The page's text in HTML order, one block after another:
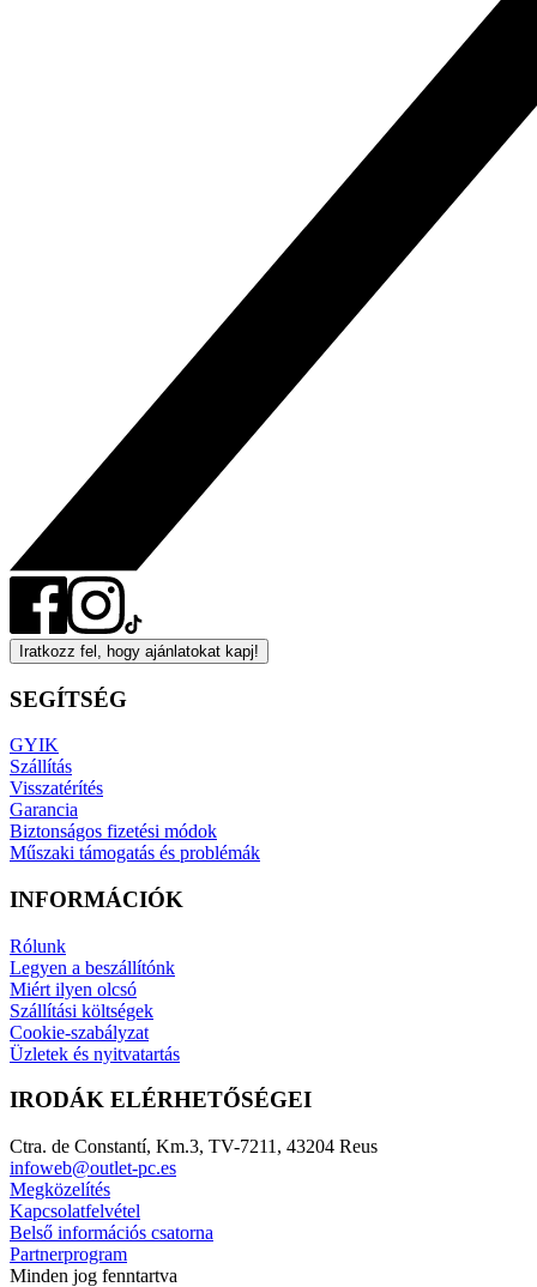
Iratkozz fel, hogy ajánlatokat kapj!
SEGÍTSÉG
GYIK
Szállítás
Visszatérítés
Garancia
Biztonságos fizetési módok
Műszaki támogatás és problémák
INFORMÁCIÓK
Rólunk
Legyen a beszállítónk
Miért ilyen olcsó
Szállítási költségek
Cookie-szabályzat
Üzletek és nyitvatartás
IRODÁK ELÉRHETŐSÉGEI
Ctra. de Constantí, Km.3, TV-7211, 43204 Reus
infoweb@outlet-pc.es
Megközelítés
Kapcsolatfelvétel
Belső információs csatorna
Partnerprogram
Minden jog fenntartva